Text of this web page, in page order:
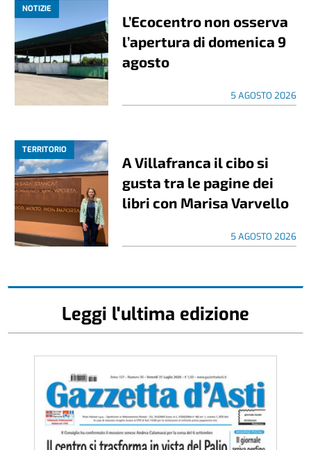
NOTIZIE
L’Ecocentro non osserva
l’apertura di domenica 9
agosto
5 AGOSTO 2026
TERRITORIO
A Villafranca il cibo si
gusta tra le pagine dei
libri con Marisa Varvello
5 AGOSTO 2026
Leggi l'ultima edizione